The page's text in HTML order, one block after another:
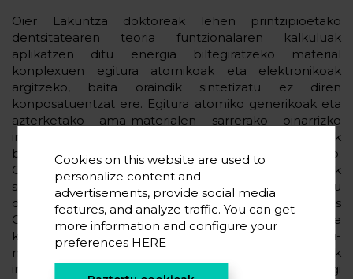
Oier Lakuntza doktoreak lehen printzipioetako
dentsitatearen teoria funtzionalaren kalkuluak
aplikatzen ditu energia biltegiratzeko material
konplexuen egitura atomikoak eta elektronikoak
argitzeko, baita oraindik sintetizatu ez diren
konposatuentzat ere. Egitura atomiko generikoak eta
azterketako ama-materialen sarrerako oinarrizko
informazioa sarbide libreko materialen datu-baseetatik
berreskuratzen dira, Materials Project esaterako.
Ondoren, tamaina desberdinetako superzelulak
sortzen dira, ordezkapen ionikoko antolamendu
desberdinak kontuan hartuta, Phyton Materials
Genomic (pymatgen) edo antzeko pakete
konputazionalak erabiliz. Horren ondorioz, datu-
meatzaritzako Python eta Fortran kodeak
inplementatu ohi dira, beharrezko sarrera-fitxategi
Cookies on this website are used to
personalize content and
advertisements, provide social media
features, and analyze traffic. You can get
more information and configure your
preferences HERE